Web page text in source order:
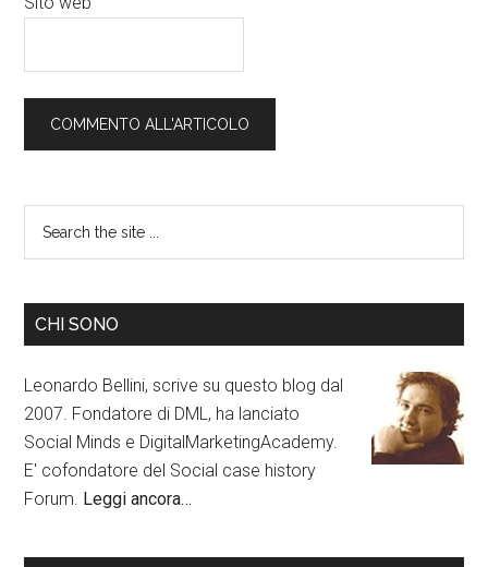
CHI SONO
Leonardo Bellini, scrive su questo blog dal
2007. Fondatore di DML, ha lanciato
Social Minds e DigitalMarketingAcademy.
E' cofondatore del Social case history
Forum. Leggi ancora…